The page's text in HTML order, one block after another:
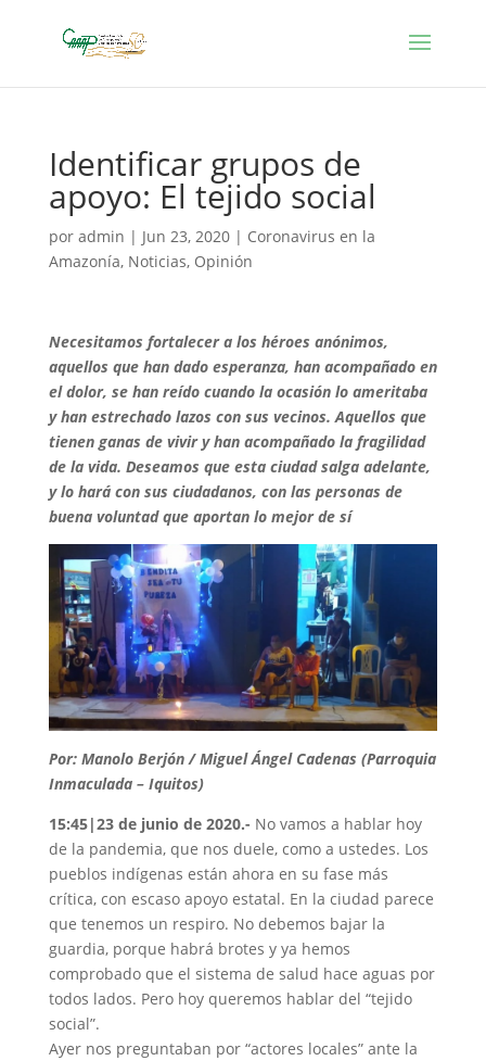
Identificar grupos de
apoyo: El tejido social
por admin | Jun 23, 2020| Coronavirus en la
Amazonía, Noticias, Opinión
Necesitamos fortalecer a los héroes anónimos,
aquellos que han dado esperanza, han acompañado en
el dolor, se han reído cuando la ocasión lo ameritaba
y han estrechado lazos con sus vecinos. Aquellos que
tienen ganas de vivir y han acompañado la fragilidad
de la vida. Deseamos que esta ciudad salga adelante,
y lo hará con sus ciudadanos, con las personas de
buena voluntad que aportan lo mejor de sí
Por: Manolo Berjón / Miguel Ángel Cadenas (Parroquia
Inmaculada – Iquitos)
15:45|23 de junio de 2020.- No vamos a hablar hoy
de la pandemia, que nos duele, como a ustedes. Los
pueblos indígenas están ahora en su fase más
crítica, con escaso apoyo estatal. En la ciudad parece
que tenemos un respiro. No debemos bajar la
guardia, porque habrá brotes y ya hemos
comprobado que el sistema de salud hace aguas por
todos lados. Pero hoy queremos hablar del “tejido
social”.
Ayer nos preguntaban por “actores locales” ante la